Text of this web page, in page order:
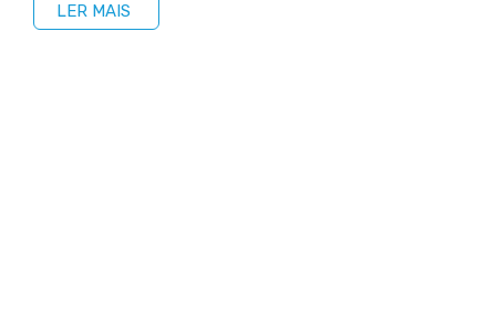
LER MAIS